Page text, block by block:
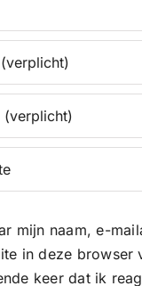
mijn naam, e-
in deze browser
keer dat ik